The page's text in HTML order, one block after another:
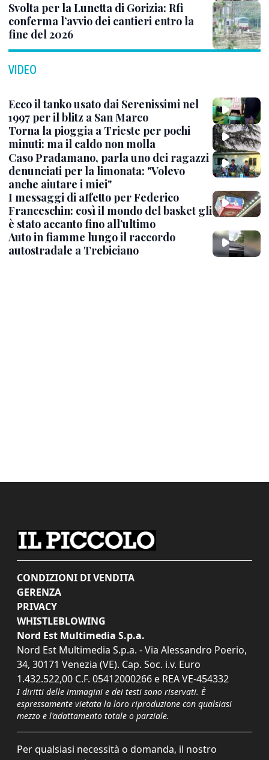
Svolta per la Lunetta di Gorizia: Rfi
conferma l’avvio dei cantieri entro la
fine del 2026
VIDEO
Ecco il tanko usato dai Serenissimi nel
1997 per il blitz a San Marco
Torna la pioggia a Trieste per pochi
minuti: ma il caldo non molla
Caso Pradamano, parla uno dei ragazzi
denunciati per la limonata: "Volevo
anche aiutare i miei"
I messaggi di affetto per Federico
Franceschin: così il mondo del basket gli
è stato accanto fino all’ultimo
Auto in fiamme lungo il raccordo
autostradale a Trebiciano
CONDIZIONI DI VENDITA
GERENZA
PRIVACY
WHISTLEBLOWING
Nord Est Multimedia S.p.a.
Nord Est Multimedia S.p.a. - Via Alessandro Poerio,
34, 30171 Venezia (VE). Cap. Soc. i.v. Euro
1.432.522,00 C.F. 05412000266 e REA VE-454332
I diritti delle immagini e dei testi sono riservati. È
espressamente vietata la loro riproduzione con qualsiasi
mezzo e l'adattamento totale o parziale.
Per qualsiasi necessità o domanda, il nostro